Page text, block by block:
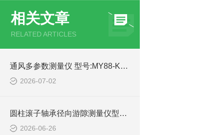
相关文章
RELATED ARTICLES
通风多参数测量仪 型号:MY88-KXYL-500A库号：M72725
2026-07-02
圆柱滚子轴承径向游隙测量仪型号:WZX-X294库号：M414471的技术参数介绍
2026-06-26